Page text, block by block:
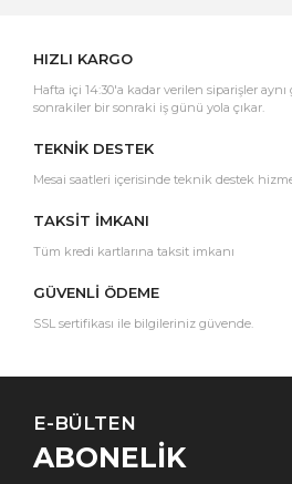
HIZLI KARGO
Hafta içi 14:30'a kadar verilen siparişler aynı
sonrakiler bir sonraki iş günü yola çıkar.
TEKNİK DESTEK
Mesai saatleri içerisinde teknik destek
TAKSİT İMKANI
Tüm kredi kartlarına taksit imkanı
GÜVENLİ ÖDEME
SSL sertifikası ile bilgileriniz güvende.
E-BÜLTEN
ABONELİK